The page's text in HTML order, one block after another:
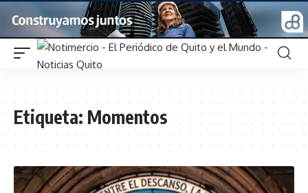
Etiqueta:Momentos